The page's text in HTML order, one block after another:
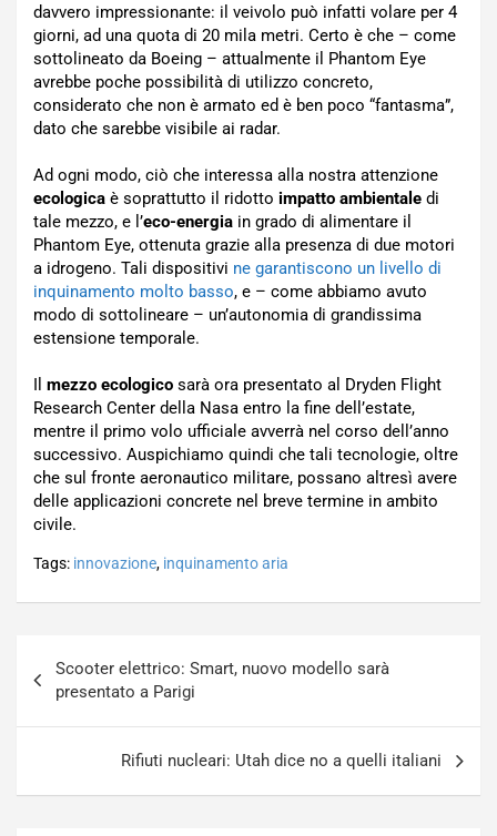
davvero impressionante: il veivolo può infatti volare per 4
giorni, ad una quota di 20 mila metri. Certo è che – come
sottolineato da Boeing – attualmente il Phantom Eye
avrebbe poche possibilità di utilizzo concreto,
considerato che non è armato ed è ben poco “fantasma”,
dato che sarebbe visibile ai radar.
Ad ogni modo, ciò che interessa alla nostra attenzione
ecologica è soprattutto il ridotto impatto ambientale di
tale mezzo, e l’eco-energia in grado di alimentare il
Phantom Eye, ottenuta grazie alla presenza di due motori
a idrogeno. Tali dispositivi ne garantiscono un livello di
inquinamento molto basso, e – come abbiamo avuto
modo di sottolineare – un’autonomia di grandissima
estensione temporale.
Il mezzo ecologico sarà ora presentato al Dryden Flight
Research Center della Nasa entro la fine dell’estate,
mentre il primo volo ufficiale avverrà nel corso dell’anno
successivo. Auspichiamo quindi che tali tecnologie, oltre
che sul fronte aeronautico militare, possano altresì avere
delle applicazioni concrete nel breve termine in ambito
civile.
Tags: innovazione, inquinamento aria
articoli
Scooter elettrico: Smart, nuovo modello sarà
presentato a Parigi
Rifiuti nucleari: Utah dice no a quelli italiani